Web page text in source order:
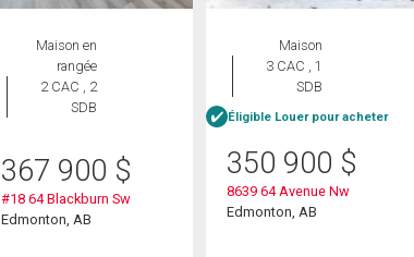
Maison en
rangée
2 CAC , 2
SDB
367 900 $
#18 64 Blackburn Sw
Edmonton, AB
Maison
3 CAC , 1
SDB
Éligible Louer pour acheter
350 900 $
8639 64 Avenue Nw
Edmonton, AB